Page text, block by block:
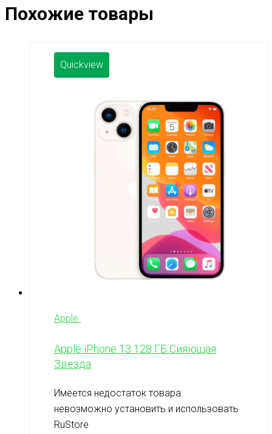
Похожие товары
Quickview
Apple
Apple iPhone 13 128 ГБ Сияющая
Звезда
Имеется недостаток товара:
невозможно установить и использовать
RuStore